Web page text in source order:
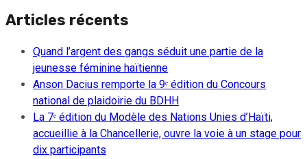
Articles récents
Quand l’argent des gangs séduit une partie de la
jeunesse féminine haïtienne
Anson Dacius remporte la 9ᵉ édition du Concours
national de plaidoirie du BDHH
La 7ᵉ édition du Modèle des Nations Unies d’Haïti,
accueillie à la Chancellerie, ouvre la voie à un stage pour
dix participants